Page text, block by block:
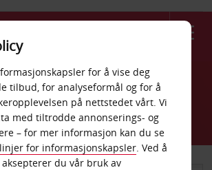
Park
for å vise deg
tilbud, for analyseformål og for å
på nettstedet vårt. Vi
med tiltrodde annonserings- og
– for mer informasjon kan du se
for informasjonskapsler. Ved å
aksepterer du vår bruk av